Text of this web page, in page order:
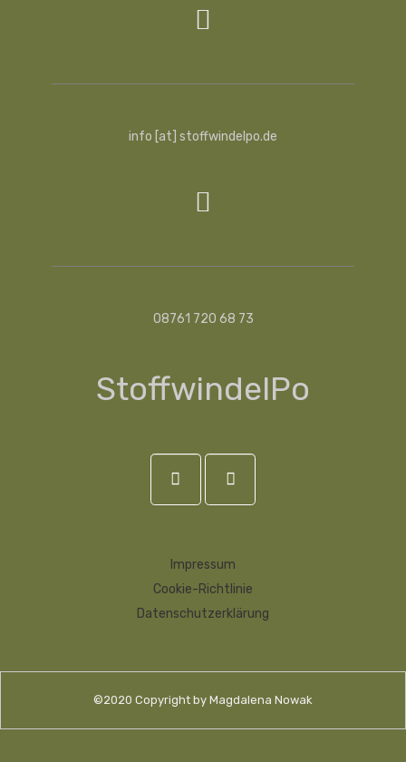
info [at] stoffwindelpo.de
08761 720 68 73
StoffwindelPo
Impressum
Cookie-Richtlinie
Datenschutzerklärung
©2020 Copyright by Magdalena Nowak